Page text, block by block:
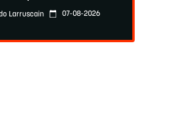
Larruscain 07-08-2026